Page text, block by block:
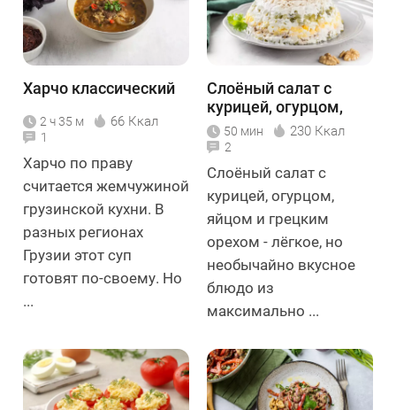
Харчо классический
2 ч 35 м 66 Ккал
1
Харчо по праву
считается жемчужиной
грузинской кухни. В
разных регионах
Грузии этот суп
готовят по-своему. Но
...
Слоёный салат с
курицей, огурцом,
яйцом и грецким
орехом
50 мин 230 Ккал
2
Слоёный салат с
курицей, огурцом,
яйцом и грецким
орехом - лёгкое, но
необычайно вкусное
блюдо из
максимально ...